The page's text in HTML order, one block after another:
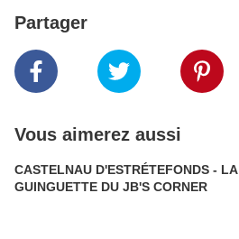
Partager
Vous aimerez aussi
CASTELNAU D'ESTRÉTEFONDS - LA
GUINGUETTE DU JB'S CORNER